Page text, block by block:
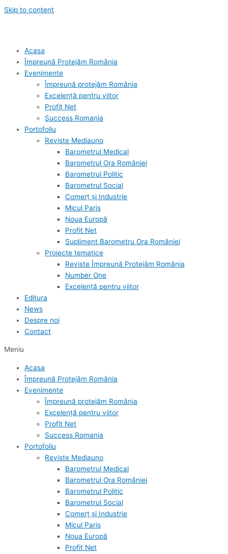
Skip to content
Acasa
Împreună Protejăm România
Evenimente
Împreună protejăm România
Excelență pentru viitor
Profit Net
Success Romania
Portofoliu
Reviste Mediauno
Barometrul Medical
Barometrul Ora României
Barometrul Politic
Barometrul Social
Comerț și Industrie
Micul Paris
Noua Europă
Profit Net
Supliment Barometru Ora României
Proiecte tematice
Reviste Împreună Protejăm România
Number One
Excelență pentru viitor
Editura
News
Despre noi
Contact
Meniu
Acasa
Împreună Protejăm România
Evenimente
Împreună protejăm România
Excelență pentru viitor
Profit Net
Success Romania
Portofoliu
Reviste Mediauno
Barometrul Medical
Barometrul Ora României
Barometrul Politic
Barometrul Social
Comerț și Industrie
Micul Paris
Noua Europă
Profit Net